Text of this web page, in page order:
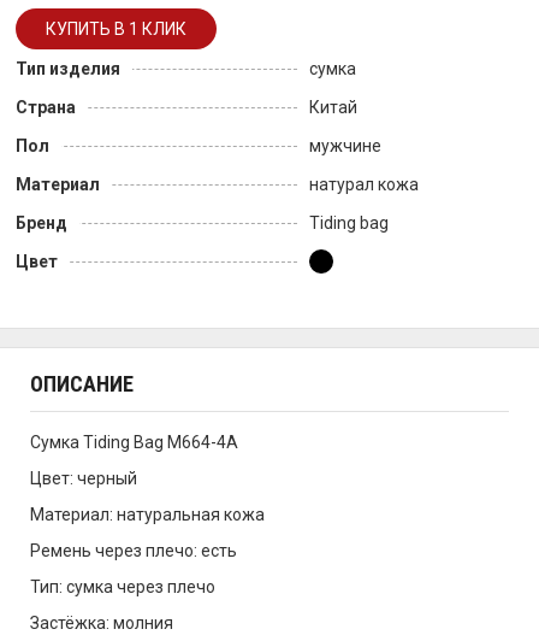
Тип изделия
сумка
Страна
Китай
Пол
мужчине
Материал
натурал кожа
Бренд
Tiding bag
Цвет
ОПИСАНИЕ
Сумка Tiding Bag M664-4A
Цвет: черный
Материал: натуральная кожа
Ремень через плечо: есть
Тип: сумка через плечо
Застёжка: молния